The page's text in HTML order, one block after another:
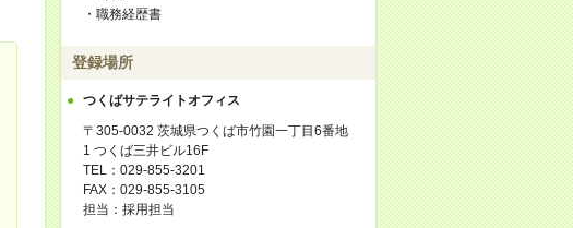
・職務経歴書
登録場所
つくばサテライトオフィス
〒305-0032 茨城県つくば市竹園一丁目6番地
1 つくば三井ビル16F
TEL：029-855-3201
FAX：029-855-3105
担当：採用担当